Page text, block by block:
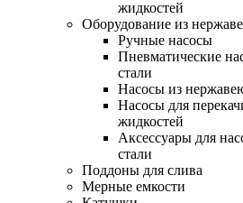
жидкостей
Оборудование из
Ручные насосы
Пневматические
стали
Насосы из
Насосы для
жидкостей
Аксессуары для
стали
Поддоны для слива
Мерные емкости